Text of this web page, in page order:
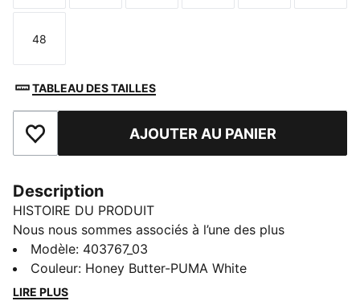
Taille
48
TABLEAU DES TAILLES
Ajouter aux favorisAJOUTER AU PANIER
Description
HISTOIRE DU PRODUIT
Nous nous sommes associés à l’une des plus
anciennes tanneries d’Angleterre, Charles F. Stead,
pour proposer une nouvelle mouture de l’un de nos
modèles les plus appréciés et les plus intemporels : la
Modèle: 403767_03
Couleur: Honey Butter-PUMA White
LIRE PLUS